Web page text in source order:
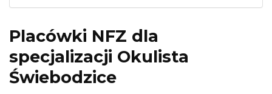
Placówki NFZ dla
specjalizacji Okulista
Świebodzice